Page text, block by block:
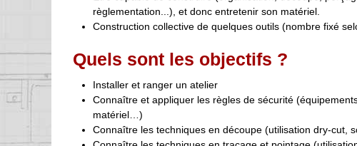
règlementation...), et donc entretenir son matériel.
Construction collective de quelques outils (nombre fixé
Quels sont les objectifs ?
Installer et ranger un atelier
Connaître et appliquer les règles de sécurité
matériel…)
Connaître les techniques en découpe (utilisation dry-cut,